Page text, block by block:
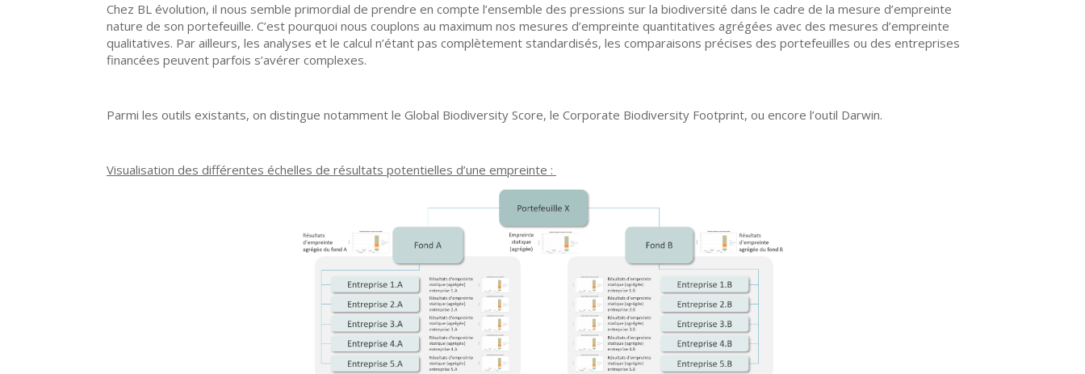
Chez BL évolution, il nous semble primordial de prendre en compte l’ensemble des pressions sur la biodiversité dans le cadre de la mesure d’empreinte
nature de son portefeuille. C’est pourquoi nous couplons au maximum nos mesures d’empreinte quantitatives agrégées avec des mesures d’empreinte
qualitatives. Par ailleurs, les analyses et le calcul n’étant pas complètement standardisés, les comparaisons précises des portefeuilles ou des entreprises
financées peuvent parfois s’avérer complexes.
Parmi les outils existants, on distingue notamment le Global Biodiversity Score, le Corporate Biodiversity Footprint, ou encore l’outil Darwin.
Visualisation des différentes échelles de résultats potentielles d’une empreinte :